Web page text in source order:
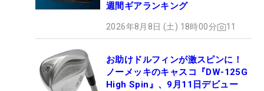
週間ギアランキング
2026年8月8日 (土) 18時00分 11
お助けドルフィンが激スピンに！
ノーメッキのキャスコ『DW-125G
High Spin』、9月11日デビュー